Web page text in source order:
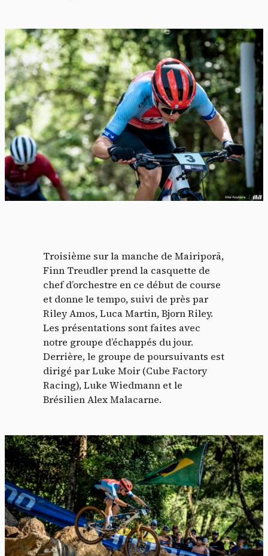
Troisième sur la manche de Mairiporã,
Finn Treudler prend la casquette de
chef d’orchestre en ce début de course
et donne le tempo, suivi de près par
Riley Amos, Luca Martin, Bjorn Riley.
Les présentations sont faites avec
notre groupe d’échappés du jour.
Derrière, le groupe de poursuivants est
dirigé par Luke Moir (Cube Factory
Racing), Luke Wiedmann et le
Brésilien Alex Malacarne.